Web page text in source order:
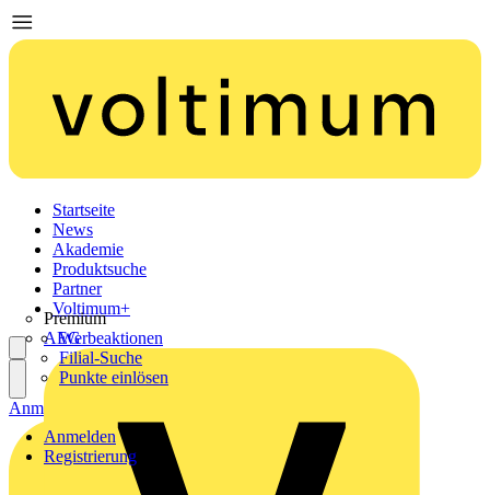
Startseite
News
Akademie
Produktsuche
Partner
Premium
AEG
Voltimum+
Werbeaktionen
Filial-Suche
Punkte einlösen
Anmelden
Registrierung
Anmelden